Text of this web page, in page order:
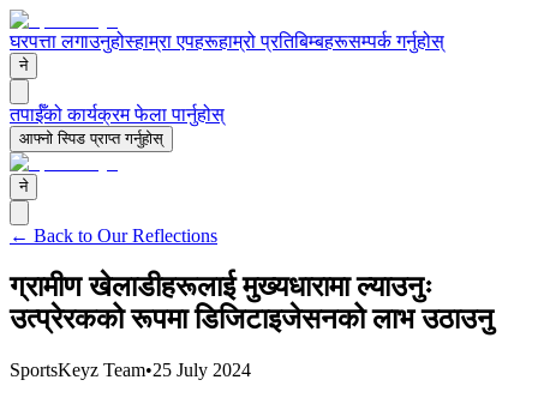
घरपत्ता लगाउनुहोस्हाम्रा एपहरूहाम्रो प्रतिबिम्बहरूसम्पर्क गर्नुहोस्
ने
तपाईँको कार्यक्रम फेला पार्नुहोस्
आफ्नो स्पिड प्राप्त गर्नुहोस्
ने
← Back to Our Reflections
ग्रामीण खेलाडीहरूलाई मुख्यधारामा ल्याउनुः
उत्प्रेरकको रूपमा डिजिटाइजेसनको लाभ उठाउनु
SportsKeyz Team•25 July 2024